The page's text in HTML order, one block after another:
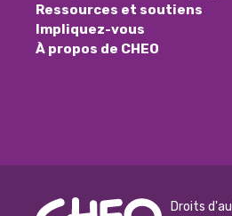
Ressources et soutiens
Impliquez-vous
À propos de CHEO
Droits